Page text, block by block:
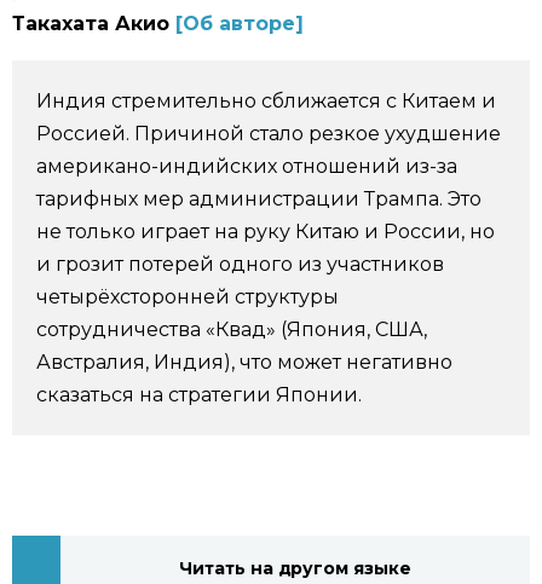
Разделы
Люди
Блог
Политика
Экономика
Общество
Популярные статьи
Японский язык
Японский калейдоскоп
Семья
Еда и напитки
official SNS
Такахата Акио [Об авторе]
Индия стремительно сближается с Китаем и
Россией. Причиной стало резкое ухудшение
американо-индийских отношений из-за
тарифных мер администрации Трампа. Это
не только играет на руку Китаю и России, но
и грозит потерей одного из участников
четырёхсторонней структуры
сотрудничества «Квад» (Япония, США,
Австралия, Индия), что может негативно
сказаться на стратегии Японии.
Читать на другом языке